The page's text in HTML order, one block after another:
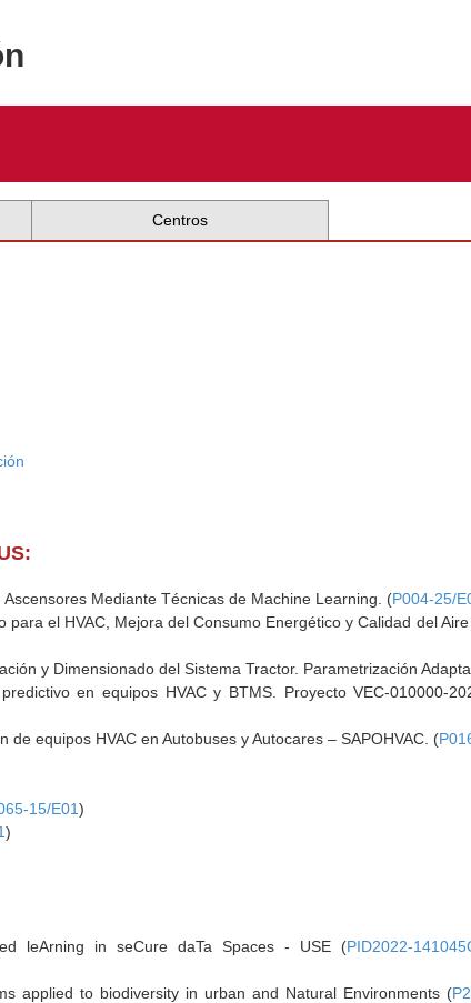
Centros
Mediante Técnicas de Machine Learning. (P004-25/
el HVAC, Mejora del Consumo Energético y Calidad del
y Dimensionado del Sistema Tractor. Parametrización
en equipos HVAC y BTMS. Proyecto VEC-010000-
equipos HVAC en Autobuses y Autocares – SAPOHVAC. (
15/E01)
)
leArning in seCure daTa Spaces - USE (PID2022-
applied to biodiversity in urban and Natural Environments (